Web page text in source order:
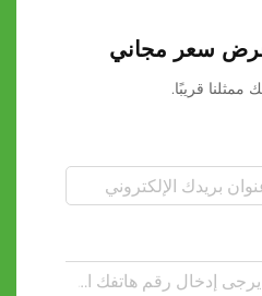
سعر مجاني
قريبًا.